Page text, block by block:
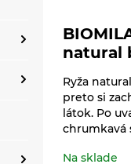
natural
Ryža
preto si
látok. Po
chrumkavá
Na sklade